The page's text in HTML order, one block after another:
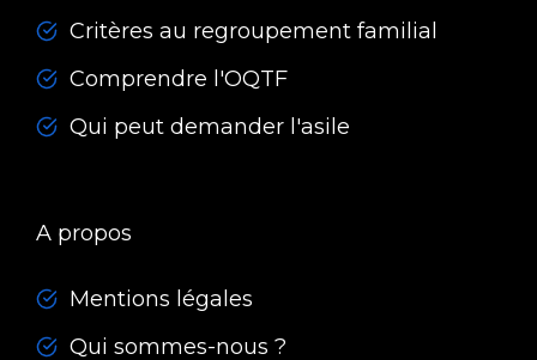
Critères au regroupement familial
Comprendre l'OQTF
Qui peut demander l'asile
A propos
Mentions légales
Qui sommes-nous ?